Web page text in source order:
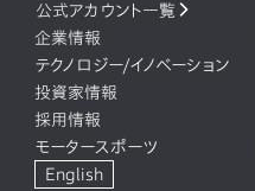
公式アカウント一覧
企業情報
テクノロジー/イノベーション
投資家情報
採用情報
モータースポーツ
English